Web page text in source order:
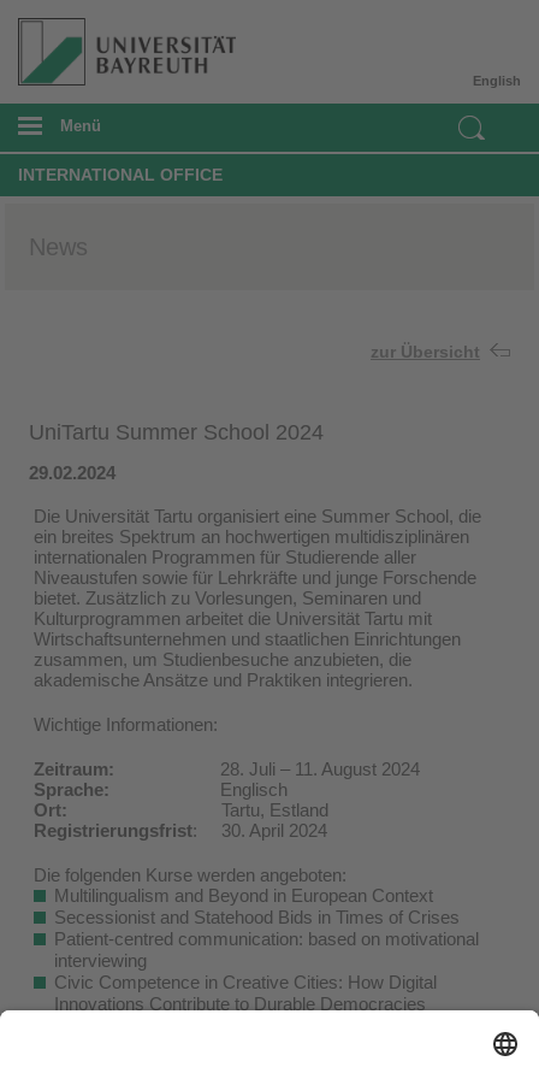
English
Menü
INTERNATIONAL OFFICE
News
zur Übersicht
UniTartu Summer School 2024
29.02.2024
Die Universität Tartu organisiert eine Summer School, die
ein breites Spektrum an hochwertigen multidisziplinären
internationalen Programmen für Studierende aller
Niveaustufen sowie für Lehrkräfte und junge Forschende
bietet. Zusätzlich zu Vorlesungen, Seminaren und
Kulturprogrammen arbeitet die Universität Tartu mit
Wirtschaftsunternehmen und staatlichen Einrichtungen
zusammen, um Studienbesuche anzubieten, die
akademische Ansätze und Praktiken integrieren.
Wichtige Informationen:
Zeitraum: 28. Juli – 11. August 2024
Sprache: Englisch
Ort: Tartu, Estland
Registrierungsfrist: 30. April 2024
Die folgenden Kurse werden angeboten:
Multilingualism and Beyond in European Context
Secessionist and Statehood Bids in Times of Crises
Patient-centred communication: based on motivational
interviewing
Civic Competence in Creative Cities: How Digital
Innovations Contribute to Durable Democracies